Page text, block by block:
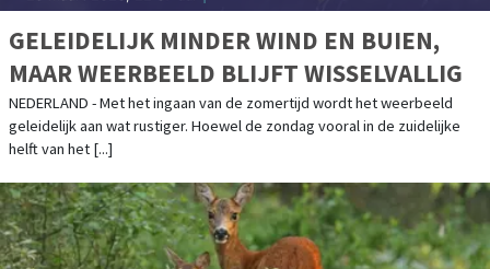
GELEIDELIJK MINDER WIND EN BUIEN,
MAAR WEERBEELD BLIJFT WISSELVALLIG
NEDERLAND - Met het ingaan van de zomertijd wordt het weerbeeld
geleidelijk aan wat rustiger. Hoewel de zondag vooral in de zuidelijke
helft van het [...]